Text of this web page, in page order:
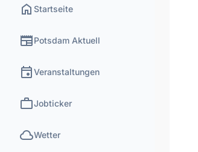
home Startseite
newspaperPotsdam Aktuell
eventVeranstaltungen
workJobticker
cloudWetter